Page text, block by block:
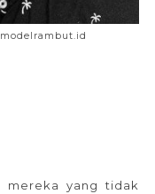
mereka yang tidak